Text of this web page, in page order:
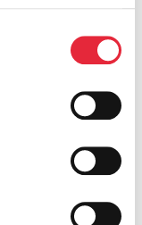
2 rokov
2 rokov